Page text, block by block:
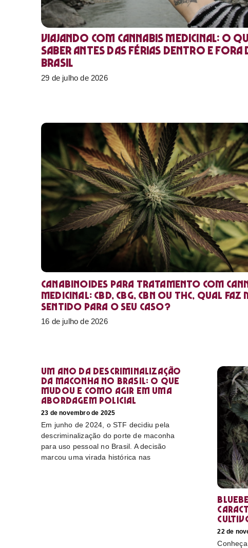
Viajando com cannabis medicinal: o
saber antes das férias dentro e fora
Brasil
29 de julho de 2026
Canabinoides para tratamento com
medicinal: CBD, CBG, CBN ou THC, qual faz
sentido para o seu caso?
16 de julho de 2026
Um ano da descriminalização
da maconha no Brasil: o que
mudou e como agir em uma
abordagem policial
23 de novembro de 2025
Em junho de 2024, o STF decidiu pela
descriminalização do porte de maconha
para uso pessoal no Brasil. A decisão
marcou uma virada histórica nas
22 de